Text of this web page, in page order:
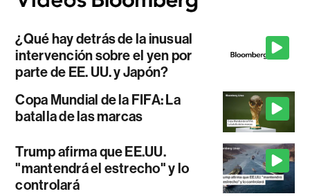
¿Qué hay detrás de la inusual
intervención sobre el yen por
parte de EE. UU. y Japón?
Copa Mundial de la FIFA: La
batalla de las marcas
Trump afirma que EE.UU.
"mantendrá el estrecho" y lo
controlará